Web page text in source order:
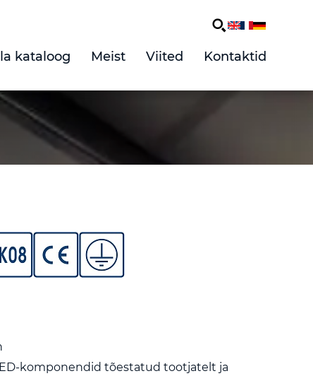
kataloog Meist Viited Kontaktid
komponendid tõestatud tootjatelt ja